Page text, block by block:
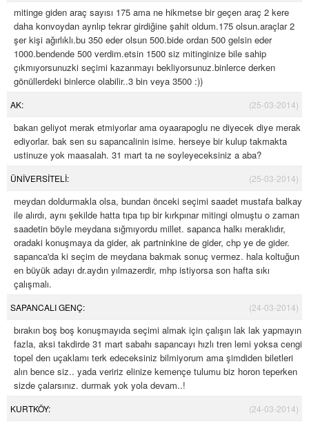
mitinge giden araç sayısı 175 ama ne hikmetse bir geçen araç 2 kere
daha konvoydan ayrılıp tekrar girdiğine şahit oldum.175 olsun.araçlar 2
şer kişi ağırlıklı.bu 350 eder olsun 500.bide ordan 500 gelsin eder
1000.bendende 500 verdim.etsin 1500 siz mitinginize bile sahip
çıkmıyorsunuzki seçimi kazanmayı bekliyorsunuz.binlerce derken
gönüllerdeki binlerce olabilir..3 bin veya 3500 :))
AK: (25-03-2014)
bakan geliyot merak etmiyorlar ama oyaarapoglu ne diyecek diye merak
ediyorlar. bak sen su sapancalinin isime. herseye bir kulup takmakta
ustinuze yok maasalah. 31 mart ta ne soyleyeceksiniz a aba?
ÜNİVERSİTELİ: (25-03-2014)
meydan doldurmakla olsa, bundan önceki seçimi saadet mustafa balkaya
ile alırdı, aynı şekilde hatta tıpa tıp bir kırkpınar mitingi olmuştu o zaman
saadetin böyle meydana sığmıyordu millet. sapanca halkı meraklıdır,
oradaki konuşmaya da gider, ak partninkine de gider, chp ye de gider.
sapanca'da ki seçim de meydana bakmak sonuç vermez. hala koltuğun
en büyük adayı dr.aydın yılmazerdir, mhp istiyorsa son hafta sıkı
çalışmalı.
SAPANCALI GENÇ: (24-03-2014)
bırakın boş boş konuşmayıda seçimi almak için çalışın lak lak yapmayın
fazla, aksi takdirde 31 mart sabahı sapancayı hızlı tren lemi yoksa cengiz
topel den uçaklamı terk edeceksiniz bilmiyorum ama şimdiden biletleri
alın bence siz.. yada veririz elinize kemençe tulumu biz horon teperken
sizde çalarsınız. durmak yok yola devam..!
KURTKÖY: (24-03-2014)